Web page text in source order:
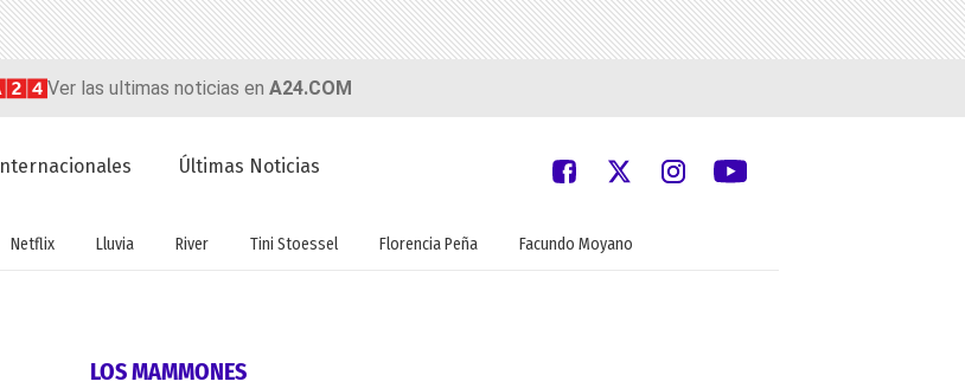
Ver las ultimas noticias en A24.COM
Internacionales Últimas Noticias
Netflix Lluvia River Tini Stoessel Florencia Peña Facundo Moyano
LOS MAMMONES